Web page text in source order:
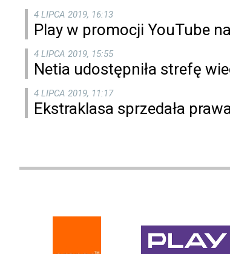
4 LIPCA 2019, 16:13
Play w promocji YouTube
4 LIPCA 2019, 15:55
Netia udostępniła strefę
4 LIPCA 2019, 11:17
Ekstraklasa sprzedała